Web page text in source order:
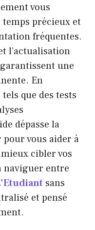
vous
précieux et
fréquentes.
l’actualisation
une
En
que des tests
dépasse la
vous aider à
cibler vos
naviguer entre
sans
et pensé